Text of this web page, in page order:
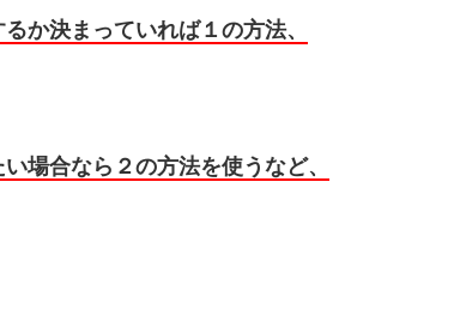
か決まっていれば１の方法、
場合なら２の方法を使うなど、